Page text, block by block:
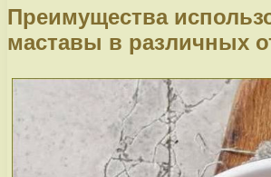
Преимущества
маставы в различных